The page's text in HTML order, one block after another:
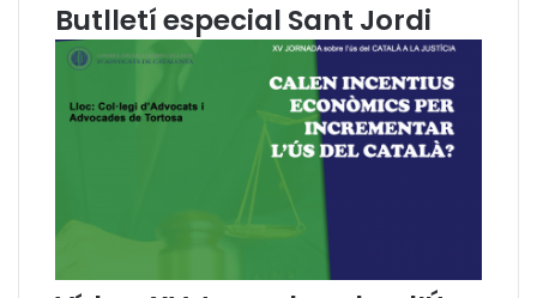
a
s
o
e
Butlletí especial Sant Jordi